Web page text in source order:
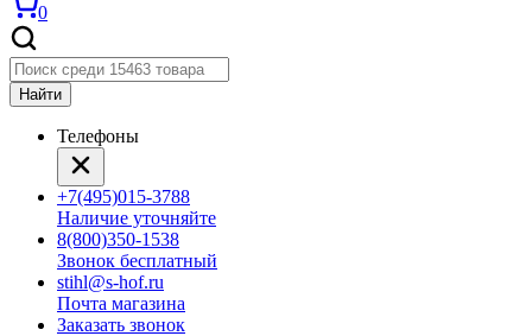
0
Найти
Телефоны
+7(495)015-3788
Наличие уточняйте
8(800)350-1538
Звонок бесплатный
stihl@s-hof.ru
Почта магазина
Заказать звонок